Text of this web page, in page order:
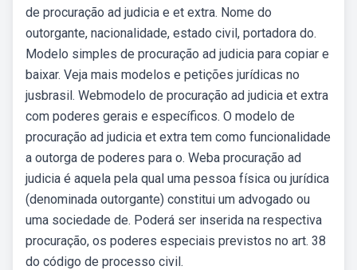
de procuração ad judicia e et extra. Nome do
outorgante, nacionalidade, estado civil, portadora do.
Modelo simples de procuração ad judicia para copiar e
baixar. Veja mais modelos e petições jurídicas no
jusbrasil. Webmodelo de procuração ad judicia et extra
com poderes gerais e específicos. O modelo de
procuração ad judicia et extra tem como funcionalidade
a outorga de poderes para o. Weba procuração ad
judicia é aquela pela qual uma pessoa física ou jurídica
(denominada outorgante) constitui um advogado ou
uma sociedade de. Poderá ser inserida na respectiva
procuração, os poderes especiais previstos no art. 38
do código de processo civil.